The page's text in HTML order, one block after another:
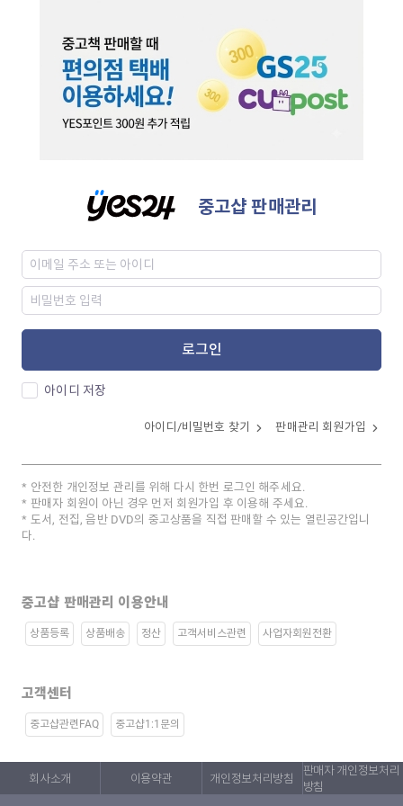
중고샵 판매관리
로그인
아이디 저장
아이디/비밀번호 찾기 판매관리 회원가입
안전한 개인정보 관리를 위해 다시 한번 로그인 해주세요.
판매자 회원이 아닌 경우 먼저 회원가입 후 이용해 주세요.
도서, 전집, 음반 DVD의 중고상품을 직접 판매할 수 있는 열린공간입니
다.
중고샵 판매관리 이용안내
상품등록 상품배송 정산 고객서비스관련 사업자회원전환
고객센터
중고샵관련FAQ 중고샵1:1문의
회사소개 이용약관 개인정보처리방침
판매자 개인정보처리
방침